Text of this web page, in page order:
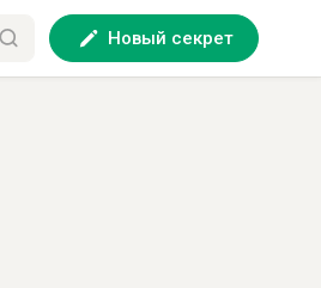
Новый секрет